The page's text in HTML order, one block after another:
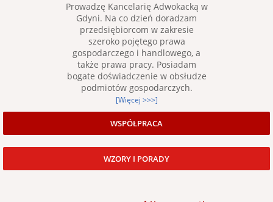
Prowadzę Kancelarię Adwokacką w
Gdyni. Na co dzień doradzam
przedsiębiorcom w zakresie
szeroko pojętego prawa
gospodarczego i handlowego, a
także prawa pracy. Posiadam
bogate doświadczenie w obsłudze
podmiotów gospodarczych.
[Więcej >>>]
WSPÓŁPRACA
WZORY I PORADY